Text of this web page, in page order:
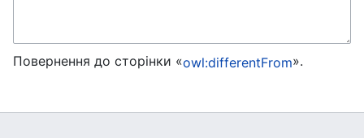
Повернення до сторінки «owl:differentFrom».